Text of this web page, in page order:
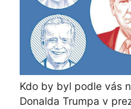
Kdo by byl podle vás
Donalda Trumpa v